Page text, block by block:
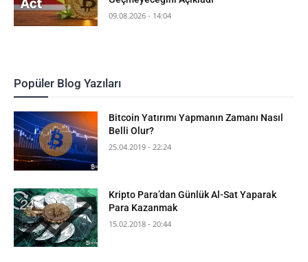
09.08.2026 - 14:04
Popüler Blog Yazıları
Bitcoin Yatırımı Yapmanın Zamanı Nasıl
Belli Olur?
25.04.2019 - 22:24
Kripto Para’dan Günlük Al-Sat Yaparak
Para Kazanmak
15.02.2018 - 20:44